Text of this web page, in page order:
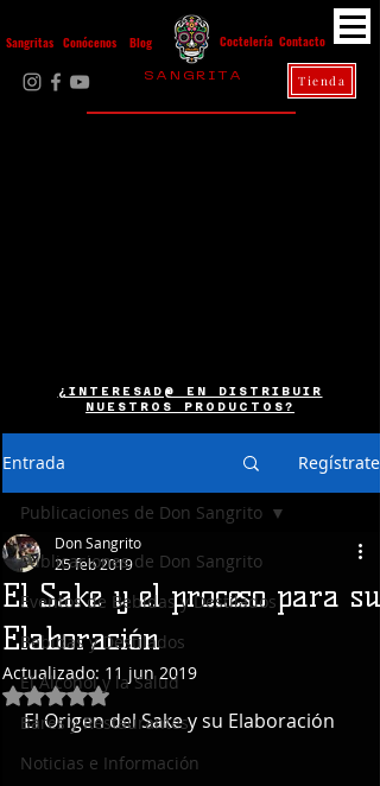
Sangritas Conócenos Contacto
Blog Coctelería
Tienda
S A N G R I T A
¿INTERESAD@ EN DISTRIBUIR
NUESTROS PRODUCTOS?
Entrada Regístrate
Publicaciones de Don Sangrito
Eventos de Bebidas y Destilados
Bebidas y Destilados
El Alcohol y la Salud
Bares y Restaurantes
Noticias e Información
Publicaciones de Don Sangrito
El Sake y el proceso para su
Elaboración
Don Sangrito
25 feb 2019
Actualizado: 11 jun 2019
Obtuvo NaN de 5 estrellas.
El Origen del Sake y su Elaboración